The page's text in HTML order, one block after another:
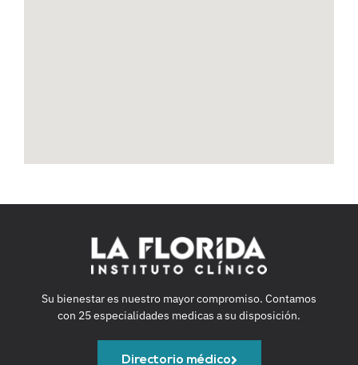
Su bienestar es nuestro mayor compromiso. Contamos
con 25 especialidades medicas a su disposición.
Directorio médico